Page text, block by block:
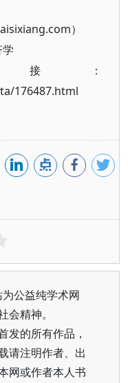
）
：
176487.html
公益纯学术网
精神。
发的所有作品，
请注明作者、出
网或作者本人书